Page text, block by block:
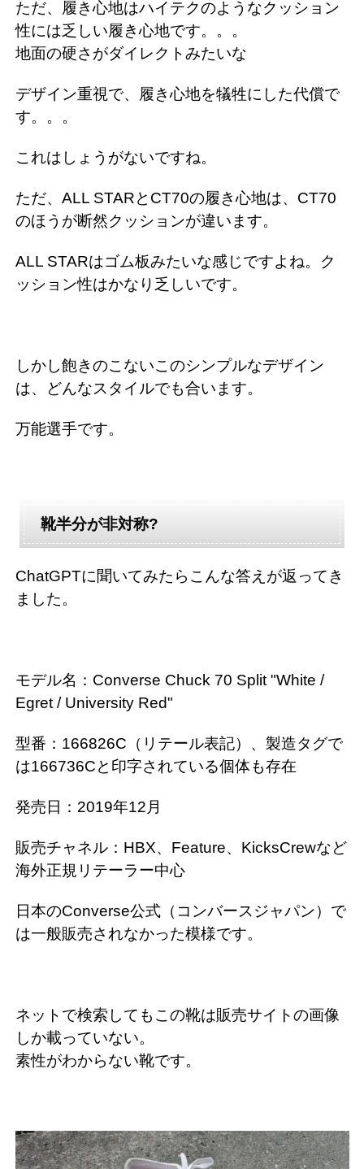
ただ、履き心地はハイテクのようなクッション
性には乏しい履き心地です。。。
地面の硬さがダイレクトみたいな
デザイン重視で、履き心地を犠牲にした代償で
す。。。
これはしょうがないですね。
ただ、ALL STARとCT70の履き心地は、CT70
のほうが断然クッションが違います。
ALL STARはゴム板みたいな感じですよね。ク
ッション性はかなり乏しいです。
しかし飽きのこないこのシンプルなデザイン
は、どんなスタイルでも合います。
万能選手です。
靴半分が非対称?
ChatGPTに聞いてみたらこんな答えが返ってき
ました。
モデル名：Converse Chuck 70 Split "White /
Egret / University Red"
型番：166826C（リテール表記）、製造タグで
は166736Cと印字されている個体も存在
発売日：2019年12月
販売チャネル：HBX、Feature、KicksCrewなど
海外正規リテーラー中心
日本のConverse公式（コンバースジャパン）で
は一般販売されなかった模様です。
ネットで検索してもこの靴は販売サイトの画像
しか載っていない。
素性がわからない靴です。